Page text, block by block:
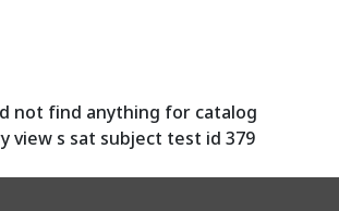
not find anything for catalog
view s sat subject test id 379